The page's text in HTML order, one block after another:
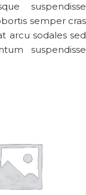
suspendisse
semper cras
arcu sodales sed
suspendisse